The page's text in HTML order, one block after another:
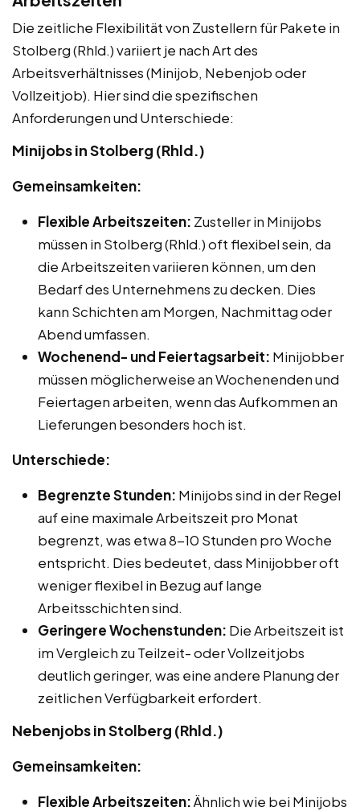
Die zeitliche Flexibilität von Zustellern für Pakete in
Stolberg (Rhld.) variiert je nach Art des
Arbeitsverhältnisses (Minijob, Nebenjob oder
Vollzeitjob). Hier sind die spezifischen
Anforderungen und Unterschiede:
Minijobs in Stolberg (Rhld.)
Gemeinsamkeiten:
Flexible Arbeitszeiten: Zusteller in Minijobs
müssen in Stolberg (Rhld.) oft flexibel sein, da
die Arbeitszeiten variieren können, um den
Bedarf des Unternehmens zu decken. Dies
kann Schichten am Morgen, Nachmittag oder
Abend umfassen.
Wochenend- und Feiertagsarbeit: Minijobber
müssen möglicherweise an Wochenenden und
Feiertagen arbeiten, wenn das Aufkommen an
Lieferungen besonders hoch ist.
Unterschiede:
Begrenzte Stunden: Minijobs sind in der Regel
auf eine maximale Arbeitszeit pro Monat
begrenzt, was etwa 8-10 Stunden pro Woche
entspricht. Dies bedeutet, dass Minijobber oft
weniger flexibel in Bezug auf lange
Arbeitsschichten sind.
Geringere Wochenstunden: Die Arbeitszeit ist
im Vergleich zu Teilzeit- oder Vollzeitjobs
deutlich geringer, was eine andere Planung der
zeitlichen Verfügbarkeit erfordert.
Nebenjobs in Stolberg (Rhld.)
Gemeinsamkeiten:
Flexible Arbeitszeiten:Ähnlich wie bei Minijobs